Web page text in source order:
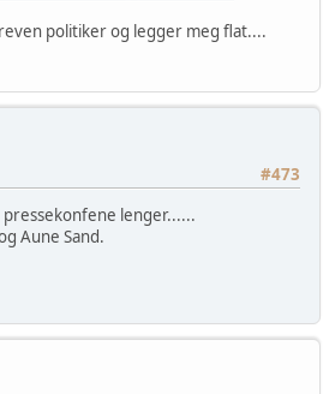
politiker og legger meg flat....
#473
lenger......
Aune Sand.